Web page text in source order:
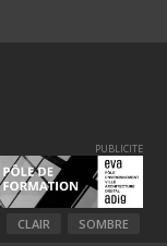
PUBLICITE
CLAIR SOMBRE